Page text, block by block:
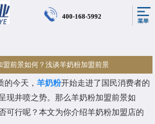
400-168-5992
盟前景如何？浅谈羊奶粉加盟前景
的今天， 羊奶粉开始走进了国民消费者的
现井喷之势。那么羊奶粉加盟前景如
可行呢？本文为你介绍羊奶粉加盟店的